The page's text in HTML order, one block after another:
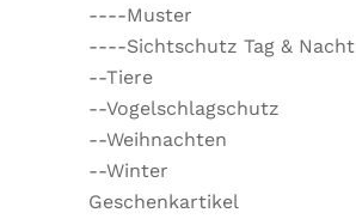
----Muster
----Sichtschutz Tag & Nacht
--Tiere
--Vogelschlagschutz
--Weihnachten
--Winter
Geschenkartikel